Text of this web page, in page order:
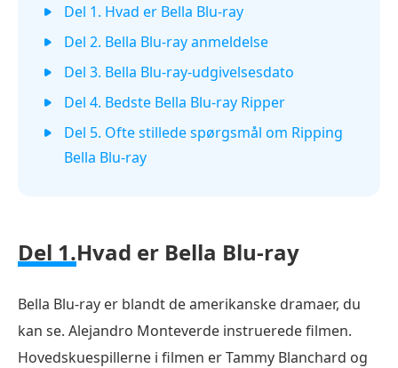
Del 1. Hvad er Bella Blu-ray
Del 2. Bella Blu-ray anmeldelse
Del 3. Bella Blu-ray-udgivelsesdato
Del 4. Bedste Bella Blu-ray Ripper
Del 5. Ofte stillede spørgsmål om Ripping
Bella Blu-ray
Del 1.Hvad er Bella Blu-ray
Bella Blu-ray er blandt de amerikanske dramaer, du
kan se. Alejandro Monteverde instruerede filmen.
Hovedskuespillerne i filmen er Tammy Blanchard og